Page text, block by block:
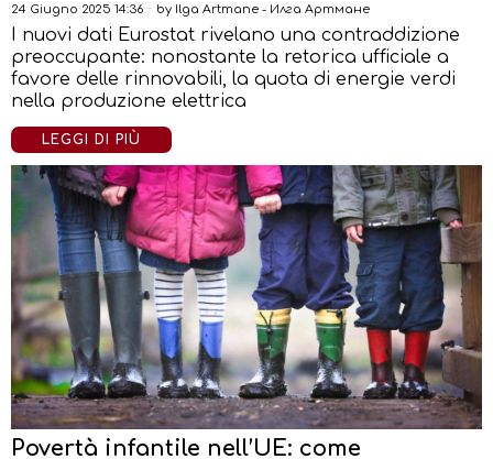
24 Giugno 2025 14:36 by Ilga Artmane - Илга Артмане
I nuovi dati Eurostat rivelano una contraddizione
preoccupante: nonostante la retorica ufficiale a
favore delle rinnovabili, la quota di energie verdi
nella produzione elettrica
LEGGI DI PIÙ
Povertà infantile nell’UE: come